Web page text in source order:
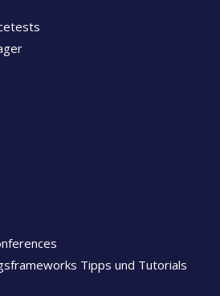
Tipps und Tutorials